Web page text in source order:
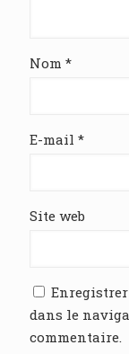
Nom *
E-mail *
Site web
dans le
commentaire.